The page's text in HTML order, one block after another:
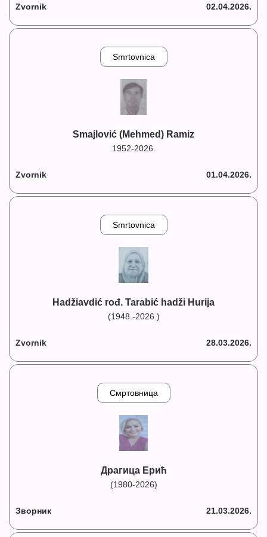
Zvornik 02.04.2026.
Smrtovnica
Smajlović (Mehmed) Ramiz
1952-2026.
Zvornik 01.04.2026.
Smrtovnica
Hadžiavdić rođ. Tarabić hadži Hurija
(1948.-2026.)
Zvornik 28.03.2026.
Смртовница
Драгица Ерић
(1980-2026)
Зворник 21.03.2026.